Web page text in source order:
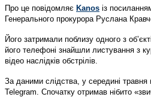
Про це повідомляє Kanos із
Генерального прокурора Руслана
Його затримали поблизу одного з
його телефоні знайшли листування з
відео наслідків обстрілів.
За даними слідства, у середині травня
Telegram. Спочатку отримав нібито